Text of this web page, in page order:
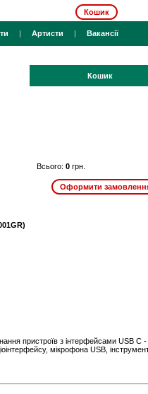
Кошик
| Артисти | Вакансії
Кошик
Всього: 0 грн.
пристроїв з інтерфейсами USB C
мікрофона USB,